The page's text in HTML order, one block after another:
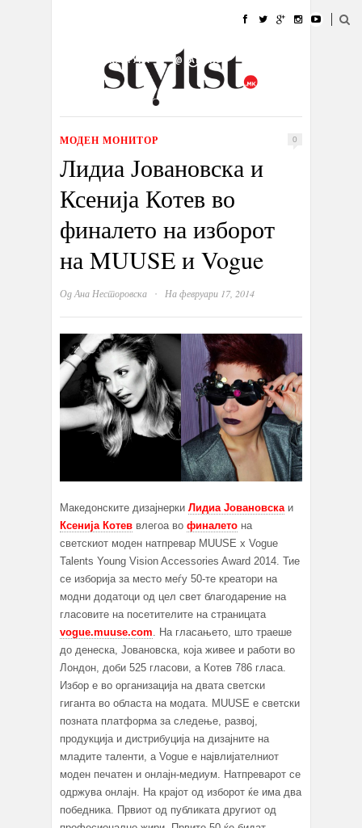
УБАВИНА
КУЛТУРА @РАБОТА
ИЗЛОГ
МОДЕН МОНИТОР 0
Лидиа Јовановска и
Ксенија Котев во
финалето на изборот
на MUUSE и Vogue
ОдАна Несторовска · На февруари 17, 2014
Македонските дизајнерки Лидиа Јовановска и
Ксенија Котев влегоа во финалето на
светскиот моден натпревар MUUSE x Vogue
Talents Young Vision Accessories Award 2014. Тие
се изборија за место меѓу 50-те креатори на
модни додатоци од цел свет благодарение на
гласовите на посетителите на страницата
vogue.muuse.com . На гласањето, што траеше
до денеска, Јовановска, која живее и работи во
Лондон, доби 525 гласови, а Котев 786 гласа.
Избор е во организација на двата светски
гиганта во областа на модата. MUUSE е светски
позната платформа за следење, развој,
продукција и дистрибуција на дизајните на
младите таленти, а Vogue е највлијателниот
моден печатен и онлајн-медиум. Натпреварот се
одржува онлајн. На крајот од изборот ќе има два
победника. Првиот од публиката другиот од